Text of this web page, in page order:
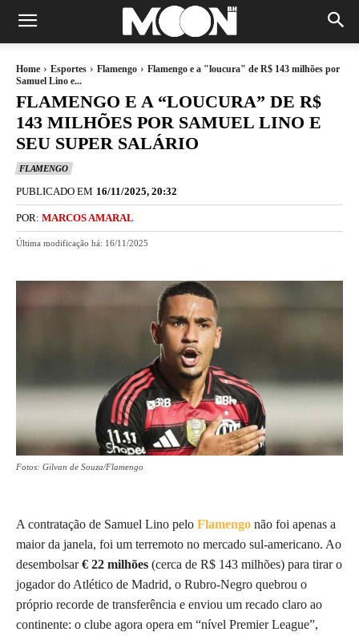
Home Esportes Flamengo
Flamengo e a "loucura" de R$ 143 milhões por
Samuel Lino e...
FLAMENGO E A “LOUCURA” DE R$
143 MILHÕES POR SAMUEL LINO E
SEU SUPER SALÁRIO
FLAMENGO
PUBLICADO EM 16/11/2025, 20:32
POR: MARCOS AMARAL
Última modificação há: 16/11/2025
Fotos: Gilvan de Souza/Flamengo
A contratação de Samuel Lino pelo Flamengo não foi apenas a
maior da janela, foi um terremoto no mercado sul-americano. Ao
desembolsar€ 22 milhões (cerca de R$ 143 milhões) para tirar o
jogador do Atlético de Madrid, o Rubro-Negro quebrou o
próprio recorde de transferência e enviou um recado claro ao
continente: o clube agora opera em “nível Premier League”,